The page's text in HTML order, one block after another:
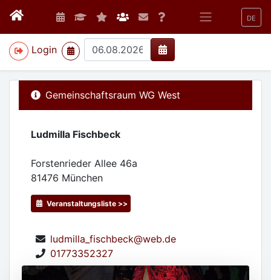
DE
Login
>
Gemeinschaftsraum WG West
Ludmilla Fischbeck
Forstenrieder Allee 46a
81476 München
Veranstaltungsliste >>
ludmilla_fischbeck@web.de
01773352327